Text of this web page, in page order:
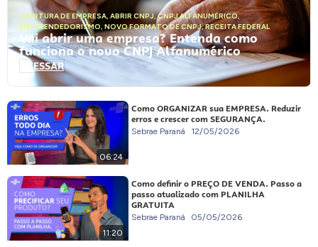
ABERTURA DE EMPRESA, ABRIR CNPJ,CNPJ ALFANUMÉRICO,
EMPREENDEDORISMO, NOVO FORMATO DE CNPJ,RECEITA FEDERAL
Vai abrir uma empresa? Entenda como
funciona o novo CNPJ Alfanumérico
ACESSAR
06:24
Como ORGANIZAR sua EMPRESA. Reduzir
erros e crescer com SEGURANÇA.
Sebrae Paraná 12/05/2026
11:20
Como definir o PREÇO DE VENDA. Passo a
passo atualizado com PLANILHA
GRATUITA
Sebrae Paraná 05/05/2026